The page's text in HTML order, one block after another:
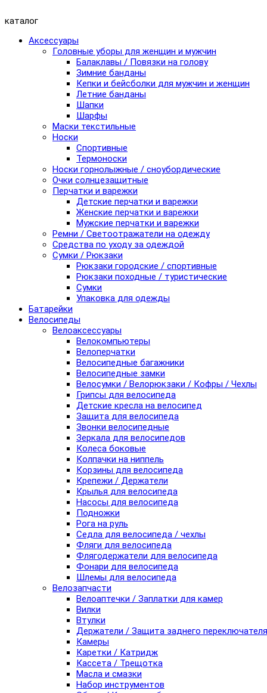
каталог
Аксессуары
Головные уборы для женщин и мужчин
Балаклавы / Повязки на голову
Зимние банданы
Кепки и бейсболки для мужчин и женщин
Летние банданы
Шапки
Шарфы
Маски текстильные
Носки
Спортивные
Термоноски
Носки горнолыжные / сноубордические
Очки солнцезащитные
Перчатки и варежки
Детские перчатки и варежки
Женские перчатки и варежки
Мужские перчатки и варежки
Ремни / Светоотражатели на одежду
Средства по уходу за одеждой
Сумки / Рюкзаки
Рюкзаки городские / спортивные
Рюкзаки походные / туристические
Сумки
Упаковка для одежды
Батарейки
Велосипеды
Велоаксессуары
Велокомпьютеры
Велоперчатки
Велосипедные багажники
Велосипедные замки
Велосумки / Велорюкзаки / Кофры / Чехлы
Грипсы для велосипеда
Детские кресла на велосипед
Защита для велосипеда
Звонки велосипедные
Зеркала для велосипедов
Колеса боковые
Колпачки на ниппель
Корзины для велосипеда
Крепежи / Держатели
Крылья для велосипеда
Насосы для велосипеда
Подножки
Рога на руль
Седла для велосипеда / чехлы
Фляги для велосипеда
Флягодержатели для велосипеда
Фонари для велосипеда
Шлемы для велосипеда
Велозапчасти
Велоаптечки / Заплатки для камер
Вилки
Втулки
Держатели / Защита заднего переключателя
Камеры
Каретки / Катридж
Кассета / Трещотка
Масла и смазки
Набор инструментов